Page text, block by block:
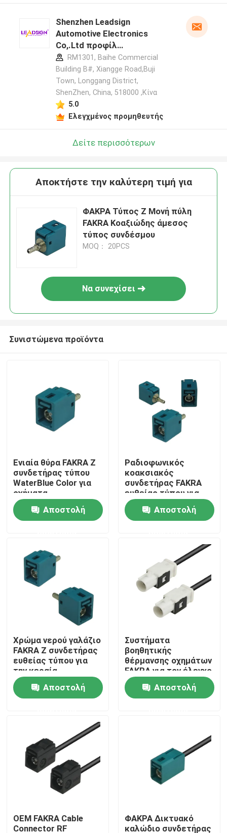
Προϊόντα
Σχετικά με εμάς
Ξενάγηση στο εργοστάσιο
Ελεγχος ποιότητας
Επικοινωνήστε μαζί μας
Ζητήστε μια προσφορά
Συνδετήρας FAKRA HSD
Συνδετήρας PCB FAKRA
Shenzhen Leadsign
Automotive Electronics
Co,.Ltd προφίλ
κατασκευαστή
RM1301, Baihe Commercial
Building B#, Xiangge Road,Buji
Town, Longgang District,
ShenZhen, China, 518000 ,Κίνα
5.0
Ελεγχμένος προμηθευτής
Δείτε περισσότερων
Αποκτήστε την καλύτερη τιμή για
ΦΑΚΡΑ Τύπος Z Μονή πύλη
FAKRA Κοαξιώδης άμεσος
τύπος συνδέσμου
MOQ： 20PCS
Να συνεχίσει
Συνιστώμενα προϊόντα
Ενιαία θύρα FAKRA Z
συνδετήρας τύπου
WaterBlue Color για
οχήματα
Αποστολή
Ραδιοφωνικός
κοακσιακός
συνδετήρας FAKRA
ευθείας τύπου για
αυτοκίνητα
Αποστολή
Χρώμα νερού γαλάζιο
FAKRA Z συνδετήρας
ευθείας τύπου για
την κεραία
ραδιοφώνου
αυτοκινήτουΑποστολή
Συστήματα
βοηθητικής
θέρμανσης οχημάτων
FAKRA για τον έλεγχο
κλίματος
Αποστολή
OEM FAKRA Cable
Connector RF
ΦΑΚΡΑ Δικτυακό
καλώδιο συνδετήρας